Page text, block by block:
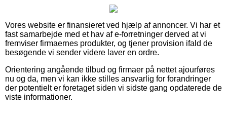
Vores website er finansieret ved hjælp af annoncer. Vi har et
fast samarbejde med et hav af e-forretninger derved at vi
fremviser firmaernes produkter, og tjener provision ifald de
besøgende vi sender videre laver en ordre.
Orientering angående tilbud og firmaer på nettet ajourføres
nu og da, men vi kan ikke stilles ansvarlig for forandringer
der potentielt er foretaget siden vi sidste gang opdaterede de
viste informationer.